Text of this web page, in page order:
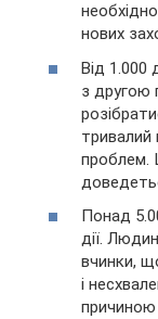
нових
Від 1.000
з другою
тривалий
проблем.
Понад
дії.
вчинки,
і
причиною